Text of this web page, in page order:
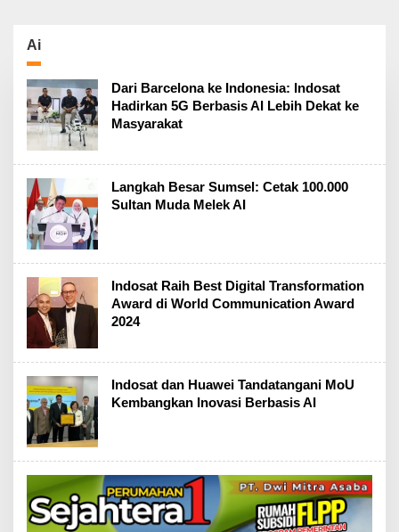
Ai
Dari Barcelona ke Indonesia: Indosat
Hadirkan 5G Berbasis AI Lebih Dekat ke
Masyarakat
Langkah Besar Sumsel: Cetak 100.000
Sultan Muda Melek AI
Indosat Raih Best Digital Transformation
Award di World Communication Award
2024
Indosat dan Huawei Tandatangani MoU
Kembangkan Inovasi Berbasis AI